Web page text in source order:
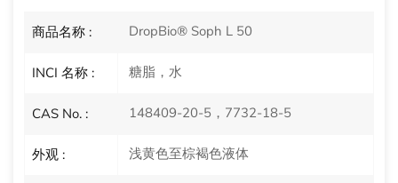
商品名称 : DropBio® Soph L 50
INCI 名称 : 糖脂，水
CAS No. : 148409-20-5，7732-18-5
外观 : 浅黄色至棕褐色液体